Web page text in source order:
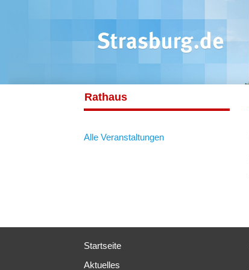
Rathaus
Alle Veranstaltungen
Startseite
Aktuelles